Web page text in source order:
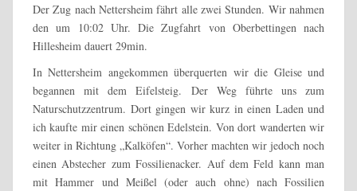
Der Zug nach Nettersheim fährt alle zwei Stunden. Wir nahmen
den um 10:02 Uhr. Die Zugfahrt von Oberbettingen nach
Hillesheim dauert 29min.
In Nettersheim angekommen überquerten wir die Gleise und
begannen mit dem Eifelsteig. Der Weg führte uns zum
Naturschutzzentrum. Dort gingen wir kurz in einen Laden und
ich kaufte mir einen schönen Edelstein. Von dort wanderten wir
weiter in Richtung „Kalköfen“. Vorher machten wir jedoch noch
einen Abstecher zum Fossilienacker. Auf dem Feld kann man
mit Hammer und Meißel (oder auch ohne) nach Fossilien